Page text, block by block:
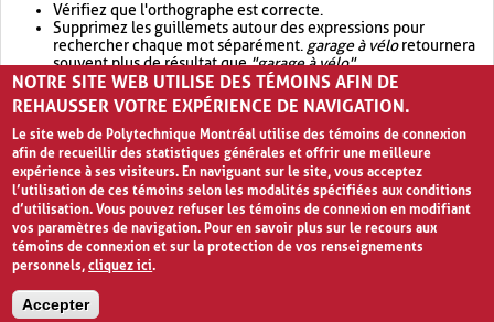
Vérifiez que l'orthographe est correcte.
Supprimez les guillemets autour des expressions pour
rechercher chaque mot séparément. garage à véloretournera
souvent plus de résultat que"garage à vélo".
Envisagez d'élargir votre recherche avec OR.garage OR vélo
retournera souvent plus de résultat quegarage à vélo
NOTRE SITE WEB UTILISE DES TÉMOINS AFIN DE
REHAUSSER VOTRE EXPÉRIENCE DE NAVIGATION.
Le site web de Polytechnique Montréal utilise des témoins de connexion
afin de recueillir des statistiques générales et offrir une meilleure
expérience à ses visiteurs. En naviguant sur le site, vous acceptez
l’utilisation de ces témoins selon les modalités spécifiées aux conditions
d’utilisation. Vous pouvez refuser les témoins de connexion en modifiant
vos paramètres de navigation. Pour en savoir plus sur le recours aux
témoins de connexion et sur la protection de vos renseignements
personnels,cliquez ici.
Accepter